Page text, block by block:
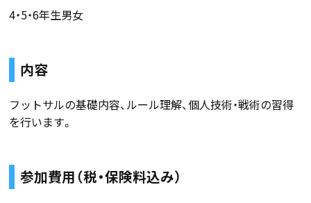
4・5・6年生男女
内容
フットサルの基礎内容、ルール理解、個人技術・戦術の習得
を行います。
参加費用（税・保険料込み）